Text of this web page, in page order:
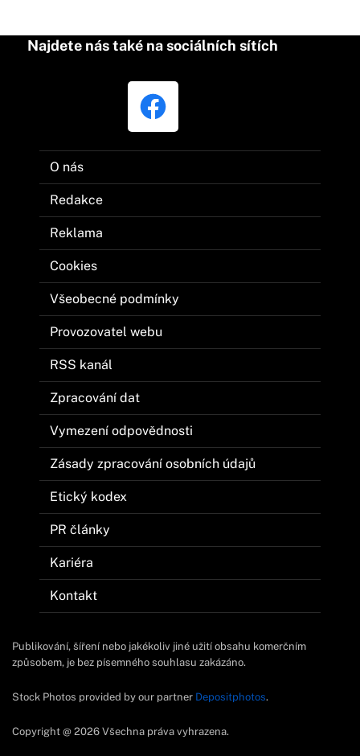
Najdete nás také na sociálních sítích
O nás
Redakce
Reklama
Cookies
Všeobecné podmínky
Provozovatel webu
RSS kanál
Zpracování dat
Vymezení odpovědnosti
Zásady zpracování osobních údajů
Etický kodex
PR články
Kariéra
Kontakt
Publikování, šíření nebo jakékoliv jiné užití obsahu komerčním
způsobem, je bez písemného souhlasu zakázáno.
Stock Photos provided by our partner Depositphotos.
Copyright @ 2026 Všechna práva vyhrazena.